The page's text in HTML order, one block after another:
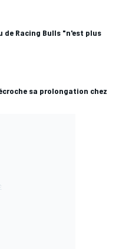
de Racing Bulls "n'est plus
sa prolongation chez